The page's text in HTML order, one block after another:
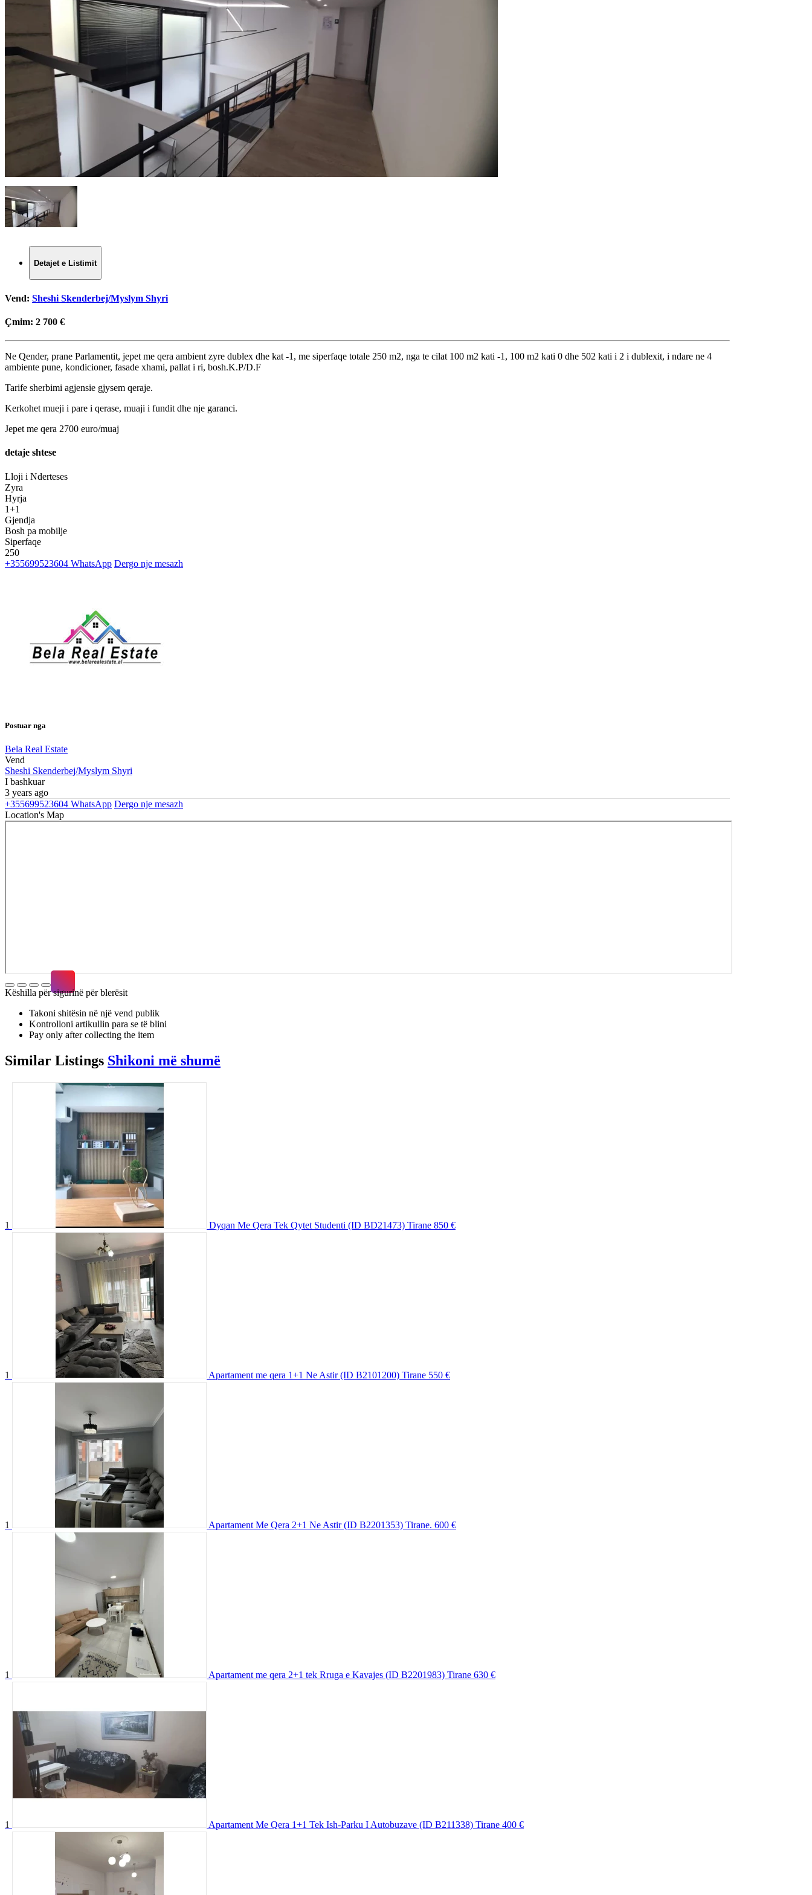
Detajet e Listimit
Vend: Sheshi Skenderbej/Myslym Shyri
Çmim: 2 700 €
Ne Qender, prane Parlamentit, jepet me qera ambient zyre dublex dhe kat -1, me siperfaqe totale 250 m2, nga te cilat 100 m2 kati -1, 100 m2 kati 0 dhe 502 kati i 2 i dublexit, i ndare ne 4
ambiente pune, kondicioner, fasade xhami, pallat i ri, bosh.K.P/D.F
Tarife sherbimi agjensie gjysem qeraje.
Kerkohet mueji i pare i qerase, muaji i fundit dhe nje garanci.
Jepet me qera 2700 euro/muaj
detaje shtese
Lloji i Nderteses
Zyra
Hyrja
1+1
Gjendja
Bosh pa mobilje
Siperfaqe
250
+355699523604 WhatsApp Dergo nje mesazh
Postuar nga
Bela Real Estate
Vend
Sheshi Skenderbej/Myslym Shyri
I bashkuar
3 years ago
+355699523604 WhatsApp Dergo nje mesazh
Location's Map
Këshilla për sigurinë për blerësit
Takoni shitësin në një vend publik
Kontrolloni artikullin para se të blini
Pay only after collecting the item
Similar Listings Shikoni më shumë
1 Dyqan Me Qera Tek Qytet Studenti (ID BD21473) Tirane 850 €
1 Apartament me qera 1+1 Ne Astir (ID B2101200) Tirane 550 €
1 Apartament Me Qera 2+1 Ne Astir (ID B2201353) Tirane. 600 €
1 Apartament me qera 2+1 tek Rruga e Kavajes (ID B2201983) Tirane 630 €
1 Apartament Me Qera 1+1 Tek Ish-Parku I Autobuzave (ID B211338) Tirane 400 €